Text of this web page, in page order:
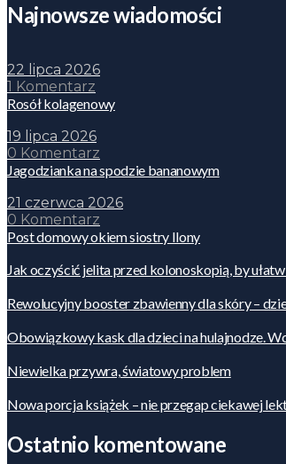
Najnowsze wiadomości
22 lipca 2026
1 Komentarz
Rosół kolagenowy
19 lipca 2026
0 Komentarz
Jagodzianka na spodzie bananowym
21 czerwca 2026
0 Komentarz
Post domowy okiem siostry Ilony
Jak oczyścić jelita przed kolonoskopią, by
Rewolucyjny booster zbawienny dla skóry –
Obowiązkowy kask dla dzieci na hulajnodze.
Niewielka przywra, światowy problem
Nowa porcja książek – nie przegap ciekawej
Ostatnio komentowane